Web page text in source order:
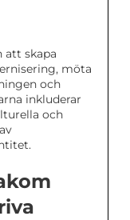
att skapa
möta
och
inkluderar
och